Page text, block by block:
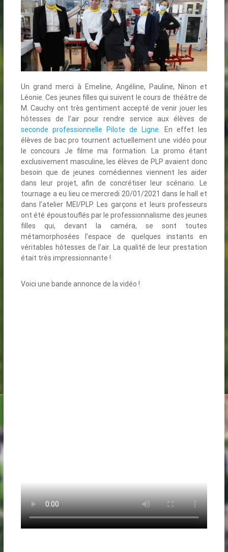
Un grand merci à Emeline, Angéline, Pauline, Ninon et
Léonie. Ces jeunes filles qui suivent le cours de théâtre de
M. Cauchy ont très gentiment accepté de venir jouer les
hôtesses de l’air pour rendre service aux élèves de
seconde professionnelle Pilote de Ligne . En effet les
élèves de bac pro tournent actuellement une vidéo pour
le concours Je filme ma formation. La promo étant
exclusivement masculine, les élèves de PLP avaient donc
besoin que de jeunes comédiennes viennent les aider
dans leur projet, afin de concrétiser leur scénario. Le
tournage a eu lieu ce mercredi 20/01/2021 dans le hall et
dans l’atelier MEI/PLP. Les garçons et leurs professeurs
ont été époustouflés par le professionnalisme des jeunes
filles qui, devant la caméra, se sont toutes
métamorphosées l’espace de quelques instants en
véritables hôtesses de l’air. La qualité de leur prestation
était très impressionnante !
Voici une bande annonce de la vidéo !